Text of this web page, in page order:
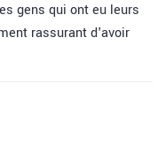
gens qui ont eu leurs
rassurant d'avoir